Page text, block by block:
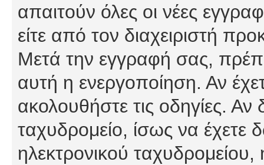
απαιτούν όλες οι νέες
είτε από τον διαχειριστή
Μετά την εγγραφή σας,
αυτή η ενεργοποίηση. Αν
ακολουθήστε τις οδηγίες. Αν
ταχυδρομείο, ίσως να έχετε
ηλεκτρονικού ταχυδρομείου,